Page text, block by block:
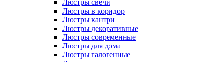
Люстры свечи
Люстры в коридор
Люстры кантри
Люстры декоративные
Люстры современные
Люстры для дома
Люстры галогенные